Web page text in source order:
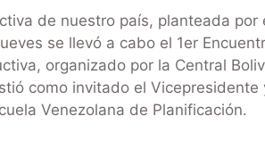
de nuestro país, planteada por
se llevó a cabo el 1er
organizado por la Central
como invitado el
Venezolana de Planificación.